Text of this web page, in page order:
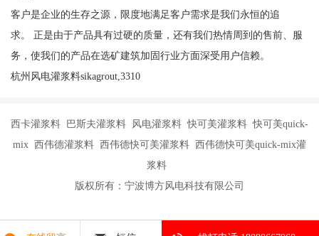
客户是企业的生存之源，限度地满足客户需求是我们永恒的追
求。 正是由于产品具有过硬的质量，还有我们热情周到的售前、服
务，使我们的产品在选矿建筑加固行业方面深受用户信赖。
杭州风电灌浆料sikagrout,3310
西卡灌浆料 巴斯夫灌浆料 风电灌浆料 快可美灌浆料 快可美quick-
mix 西伟德灌浆料 西伟德快可美灌浆料 西伟德快可美quick-mix灌
浆料
版权所有：宁波博方风电科技有限公司